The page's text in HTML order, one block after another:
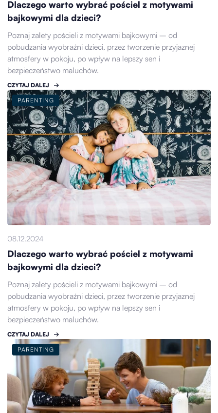
Dlaczego warto wybrać pościel z motywami
bajkowymi dla dzieci?
Poznaj zalety pościeli z motywami bajkowymi – od
pobudzania wyobraźni dzieci, przez tworzenie przyjaznej
atmosfery w pokoju, po wpływ na lepszy sen i
bezpieczeństwo maluchów.
CZYTAJ DALEJ
PARENTING
08.12.2024
Dlaczego warto wybrać pościel z motywami
bajkowymi dla dzieci?
Poznaj zalety pościeli z motywami bajkowymi – od
pobudzania wyobraźni dzieci, przez tworzenie przyjaznej
atmosfery w pokoju, po wpływ na lepszy sen i
bezpieczeństwo maluchów.
CZYTAJ DALEJ
PARENTING